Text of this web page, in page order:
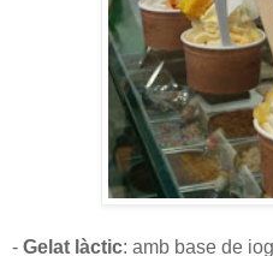
- Gelat làctic: amb base de